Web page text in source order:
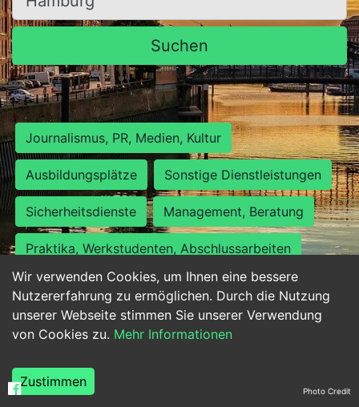
Wir verwenden Cookies, um Ihnen eine bessere
Nutzererfahrung zu ermöglichen. Durch die Nutzung
unserer Webseite stimmen Sie unserer Verwendung
von Cookies zu. Mehr Informationen
Zustimmen
Suchen
Journalismus, PR, Medien, Kultur
Ausbildungsplätze Sonstige Dienstleistungen
Sicherheitsdienste Management, Beratung
Praktika, Werkstudenten, Abschlussarbeiten
Personalwesen Assistenz, Sekretariat
Hilfskräfte, Aushilfs- und Nebenjobs
Weiterbildung, Studium, duale Ausbildung Photo Credit